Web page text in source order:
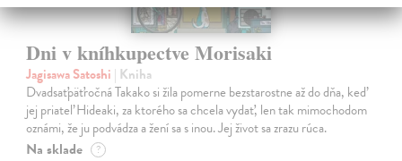
Dni v kníhkupectve Morisaki
Jagisawa Satoshi | Kniha
Dvadsaťpäťročná Takako si žila pomerne bezstarostne až do dňa, keď
jej priateľ Hideaki, za ktorého sa chcela vydať, len tak mimochodom
oznámi, že ju podvádza a žení sa s inou. Jej život sa zrazu rúca.
Na sklade ?